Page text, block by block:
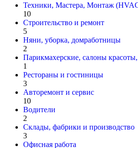
Техники, Мастера, Монтаж
10
Строительство и ремонт
5
Няни, уборка, домработницы
2
Парикмахерские, салоны
1
Рестораны и гостиницы
3
Авторемонт и cервис
10
Водители
2
Склады, фабрики и производство
3
Офисная работа